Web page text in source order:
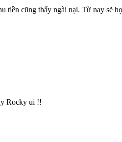
tiền cũng thấy ngài nại. Từ nay sẽ
Rocky ui !!